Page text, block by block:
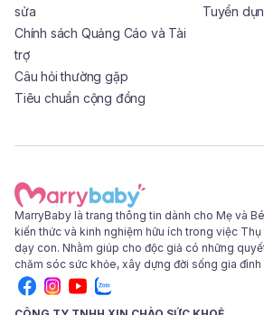
sửa
Chính sách Quảng Cáo và Tài
trợ
Câu hỏi thường gặp
Tiêu chuẩn cộng đồng
Tuyển
MarryBaby là trang thông tin dành cho Mẹ và
kiến thức và kinh nghiệm hữu ích trong việc
dạy con. Nhằm giúp cho độc giả có những
chăm sóc sức khỏe, xây dựng đời sống gia